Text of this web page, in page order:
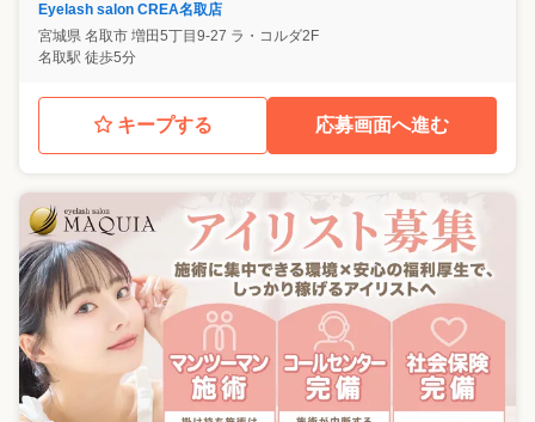
Eyelash salon CREA名取店
宮城県 名取市 増田5丁目9-27 ラ・コルダ2F
名取駅 徒歩5分
キープする 応募画面へ進む